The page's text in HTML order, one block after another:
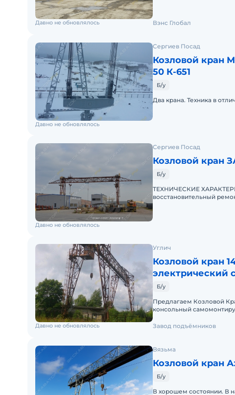
Давно не обновлялось Вэнс Глобал
Сергиев Посад
Козловой кран
50 К-651
Б/у
Два крана. Техника в
Давно не обновлялось
Сергиев Посад
Козловой кран
Б/у
ТЕХНИЧЕСКИЕ
восстановительный
Давно не обновлялось
Углич
Козловой кран
электрический
Б/у
Предлагаем Козловой
консольный самомонтирующийся Режим работы
Давно не обновлялось Завод подъёмников
Вязьма
Козловой кран
Б/у
В хорошем состоянии. В